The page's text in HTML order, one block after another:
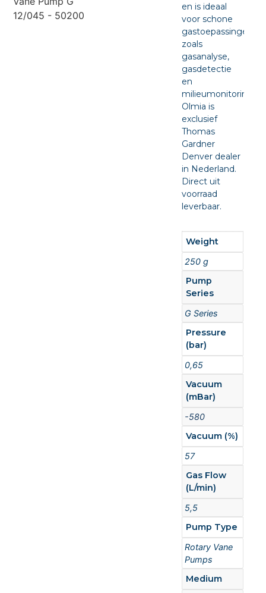
en is ideaal
voor schone
gastoepassingen
zoals
gasanalyse,
gasdetectie
en
milieumonitoring.
Olmia is
exclusief
Thomas
Gardner
Denver dealer
in Nederland.
Direct uit
voorraad
leverbaar.
Weight
250 g
Pump
Series
G Series
Pressure
(bar)
0,65
Vacuum
(mBar)
-580
Vacuum (%)
57
Gas Flow
(L/min)
5,5
Pump Type
Rotary Vane
Pumps
Medium